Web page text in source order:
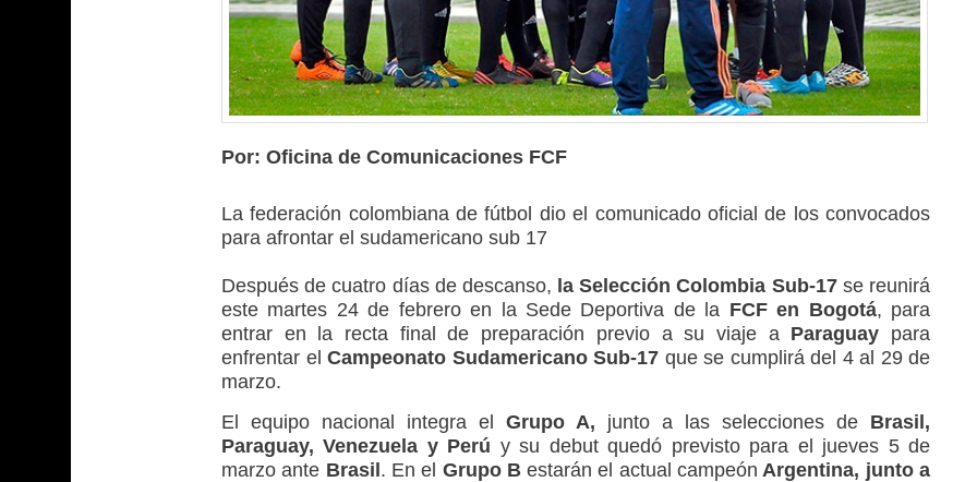
Por: Oficina de Comunicaciones FCF
La federación colombiana de fútbol dio el comunicado oficial de los convocados
para afrontar el sudamericano sub 17
Después de cuatro días de descanso, la Selección Colombia Sub-17 se reunirá
este martes 24 de febrero en la Sede Deportiva de la FCF en Bogotá, para
entrar en la recta final de preparación previo a su viaje a Paraguay para
enfrentar el Campeonato Sudamericano Sub-17 que se cumplirá del 4 al 29 de
marzo.
El equipo nacional integra el Grupo A, junto a las selecciones de Brasil,
Paraguay, Venezuela y Perú y su debut quedó previsto para el jueves 5 de
marzo ante Brasil. En el Grupo Bestarán el actual campeón Argentina, junto a